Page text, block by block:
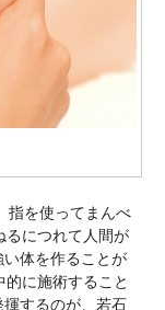
指を使ってまんべ
るにつれて人間が
体を作ることが
に施術すること
するのが、若石